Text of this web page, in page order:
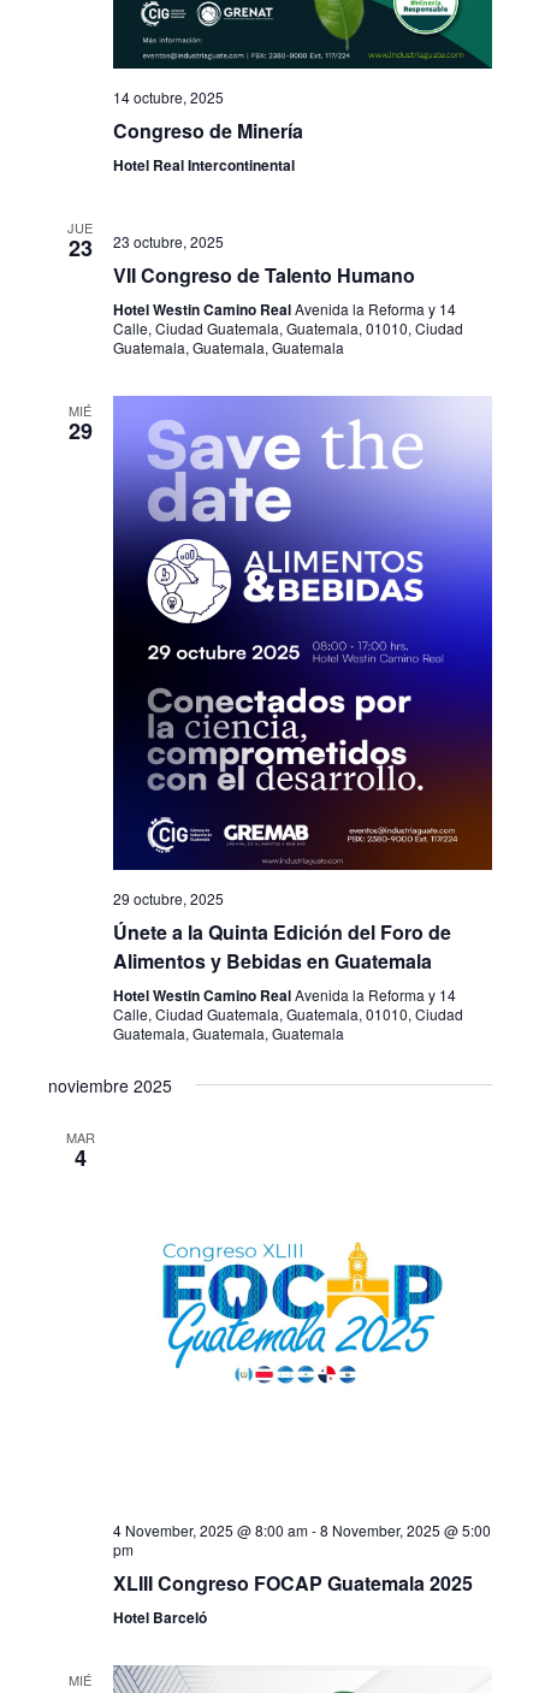
14 octubre, 2025
Congreso de Minería
Hotel Real Intercontinental
JUE
23 23 octubre, 2025
VII Congreso de Talento Humano
Hotel Westin Camino RealAvenida la Reforma y 14
Calle, Ciudad Guatemala, Guatemala, 01010, Ciudad
Guatemala, Guatemala, Guatemala
MIÉ
29
29 octubre, 2025
Únete a la Quinta Edición del Foro de
Alimentos y Bebidas en Guatemala
Hotel Westin Camino RealAvenida la Reforma y 14
Calle, Ciudad Guatemala, Guatemala, 01010, Ciudad
Guatemala, Guatemala, Guatemala
noviembre 2025
MAR
4
4 November, 2025 @ 8:00 am-8 November, 2025 @ 5:00
pm
XLIII Congreso FOCAP Guatemala 2025
Hotel Barceló
MIÉ